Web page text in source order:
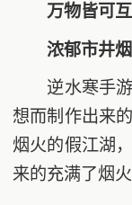
万物皆可互
浓郁市井烟
逆水寒手游
想而制作出来
烟火的假江湖
来的充满了烟火